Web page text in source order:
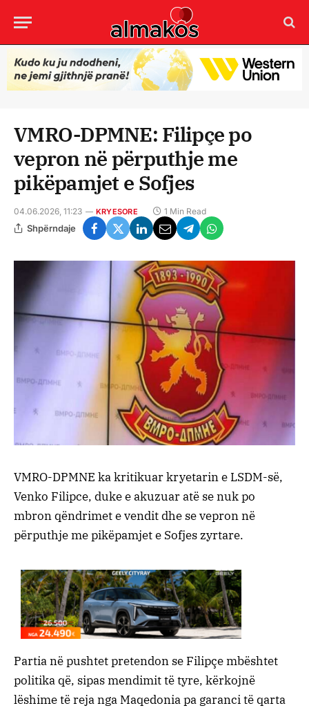
VMRO-DPMNE: Filipçe po
vepron në përputhje me
pikëpamjet e Sofjes
04.06.2026, 11:23 KRYESORE 1 Min Read
Shpërndaje
VMRO-DPMNE ka kritikuar kryetarin e LSDM-së,
Venko Filipce, duke e akuzuar atë se nuk po
mbron qëndrimet e vendit dhe se vepron në
përputhje me pikëpamjet e Sofjes zyrtare.
Partia në pushtet pretendon se Filipçe mbështet
politika që, sipas mendimit të tyre, kërkojnë
lëshime të reja nga Maqedonia pa garanci të qarta